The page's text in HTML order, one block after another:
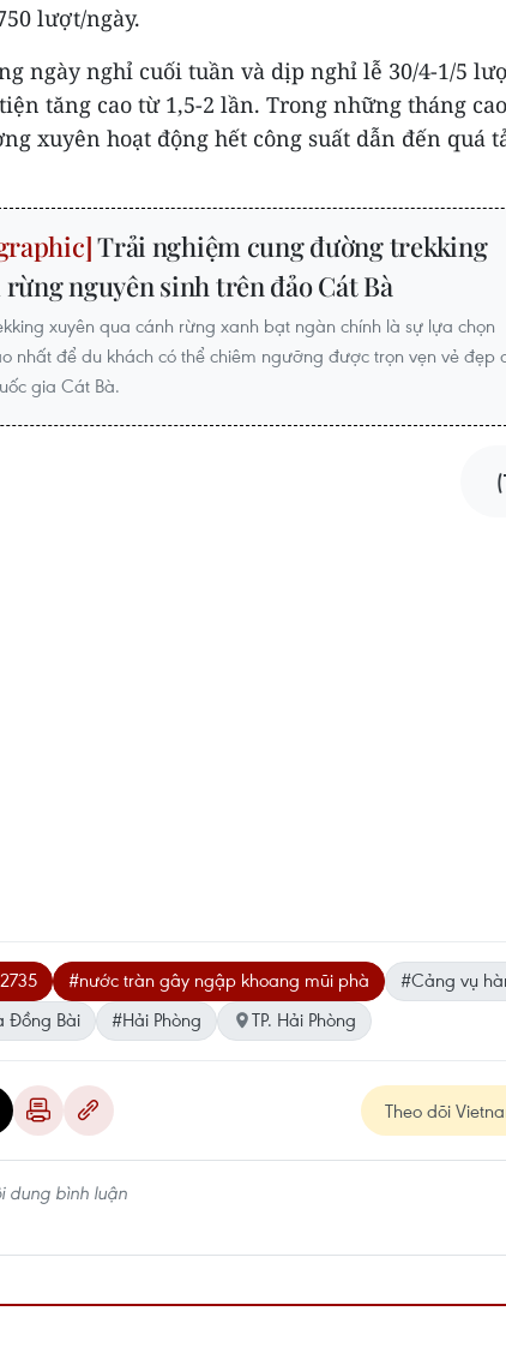
lượt/ngày.
ngày nghỉ cuối tuần và dịp nghỉ lễ 30/4-1/5
tăng cao từ 1,5-2 lần. Trong những tháng
xuyên hoạt động hết công suất dẫn đến quá
Trải nghiệm cung đường trekking
rừng nguyên sinh trên đảo Cát Bà
xuyên qua cánh rừng xanh bạt ngàn chính là sự lựa chọn
nhất để du khách có thể chiêm ngưỡng được trọn vẹn vẻ đẹp
gia Cát Bà.
#nước tràn gây ngập khoang mũi phà
#Cảng vụ
Đồng Bài
#Hải Phòng TP. Hải Phòng
Theo dõi